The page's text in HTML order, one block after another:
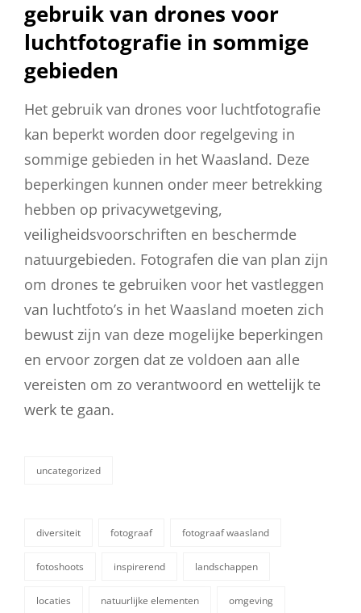
gebruik van drones voor
luchtfotografie in sommige
gebieden
Het gebruik van drones voor luchtfotografie
kan beperkt worden door regelgeving in
sommige gebieden in het Waasland. Deze
beperkingen kunnen onder meer betrekking
hebben op privacywetgeving,
veiligheidsvoorschriften en beschermde
natuurgebieden. Fotografen die van plan zijn
om drones te gebruiken voor het vastleggen
van luchtfoto’s in het Waasland moeten zich
bewust zijn van deze mogelijke beperkingen
en ervoor zorgen dat ze voldoen aan alle
vereisten om zo verantwoord en wettelijk te
werk te gaan.
categorieën
uncategorized
diversiteit fotograaf fotograaf waasland
fotoshoots inspirerend landschappen
locaties natuurlijke elementen omgeving